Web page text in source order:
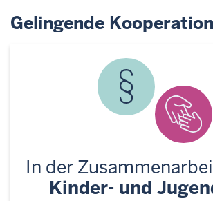
Gelingende
In der
Kinder- und